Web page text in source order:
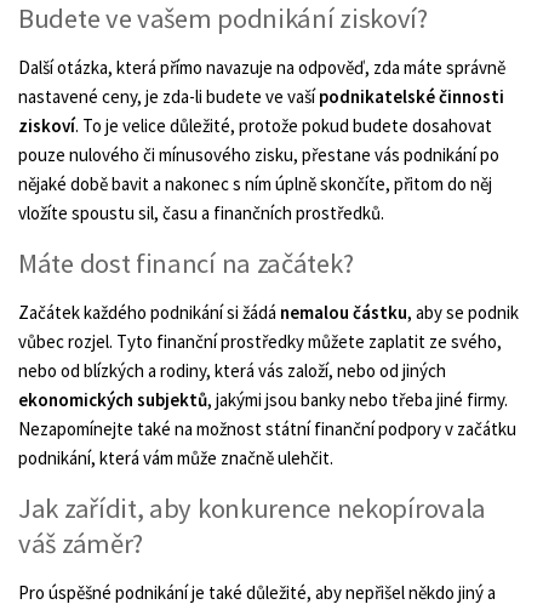
Budete ve vašem podnikání ziskoví?
Další otázka, která přímo navazuje na odpověď, zda máte správně
nastavené ceny, je zda-li budete ve vašípodnikatelské činnosti
ziskoví. To je velice důležité, protože pokud budete dosahovat
pouze nulového či mínusového zisku, přestane vás podnikání po
nějaké době bavit a nakonec s ním úplně skončíte, přitom do něj
vložíte spoustu sil, času a finančních prostředků.
Máte dost financí na začátek?
Začátek každého podnikání si žádá nemalou částku, aby se podnik
vůbec rozjel. Tyto finanční prostředky můžete zaplatit ze svého,
nebo od blízkých a rodiny, která vás založí, nebo od jiných
ekonomických subjektů, jakými jsou banky nebo třeba jiné firmy.
Nezapomínejte také na možnost státní finanční podpory v začátku
podnikání, která vám může značně ulehčit.
Jak zařídit, aby konkurence nekopírovala
váš záměr?
Pro úspěšné podnikání je také důležité, aby nepřišel někdo jiný a